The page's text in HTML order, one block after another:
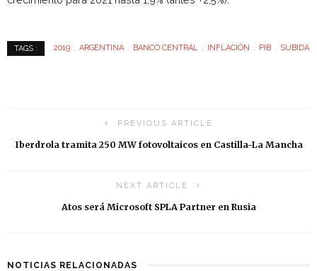
TAGS : 2019 ARGENTINA BANCO CENTRAL INFLACIÓN PIB SUBIDA
PREVIOUS ARTICLE
Iberdrola tramita 250 MW fotovoltaicos en Castilla-La Mancha
NEXT ARTICLE
Atos será Microsoft SPLA Partner en Rusia
NOTICIAS RELACIONADAS